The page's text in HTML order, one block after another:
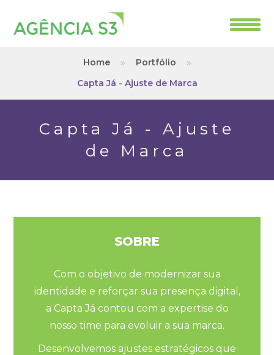
Home
Portfólio
Capta Já - Ajuste de Marca
Capta Já - Ajuste
de Marca
SOBRE
Com o objetivo de modernizar sua
identidade e reforçar sua presença digital,
a Capta Já contou com a expertise do
nosso time para evoluir a sua marca.​
Desenvolvemos ajustes estratégicos que